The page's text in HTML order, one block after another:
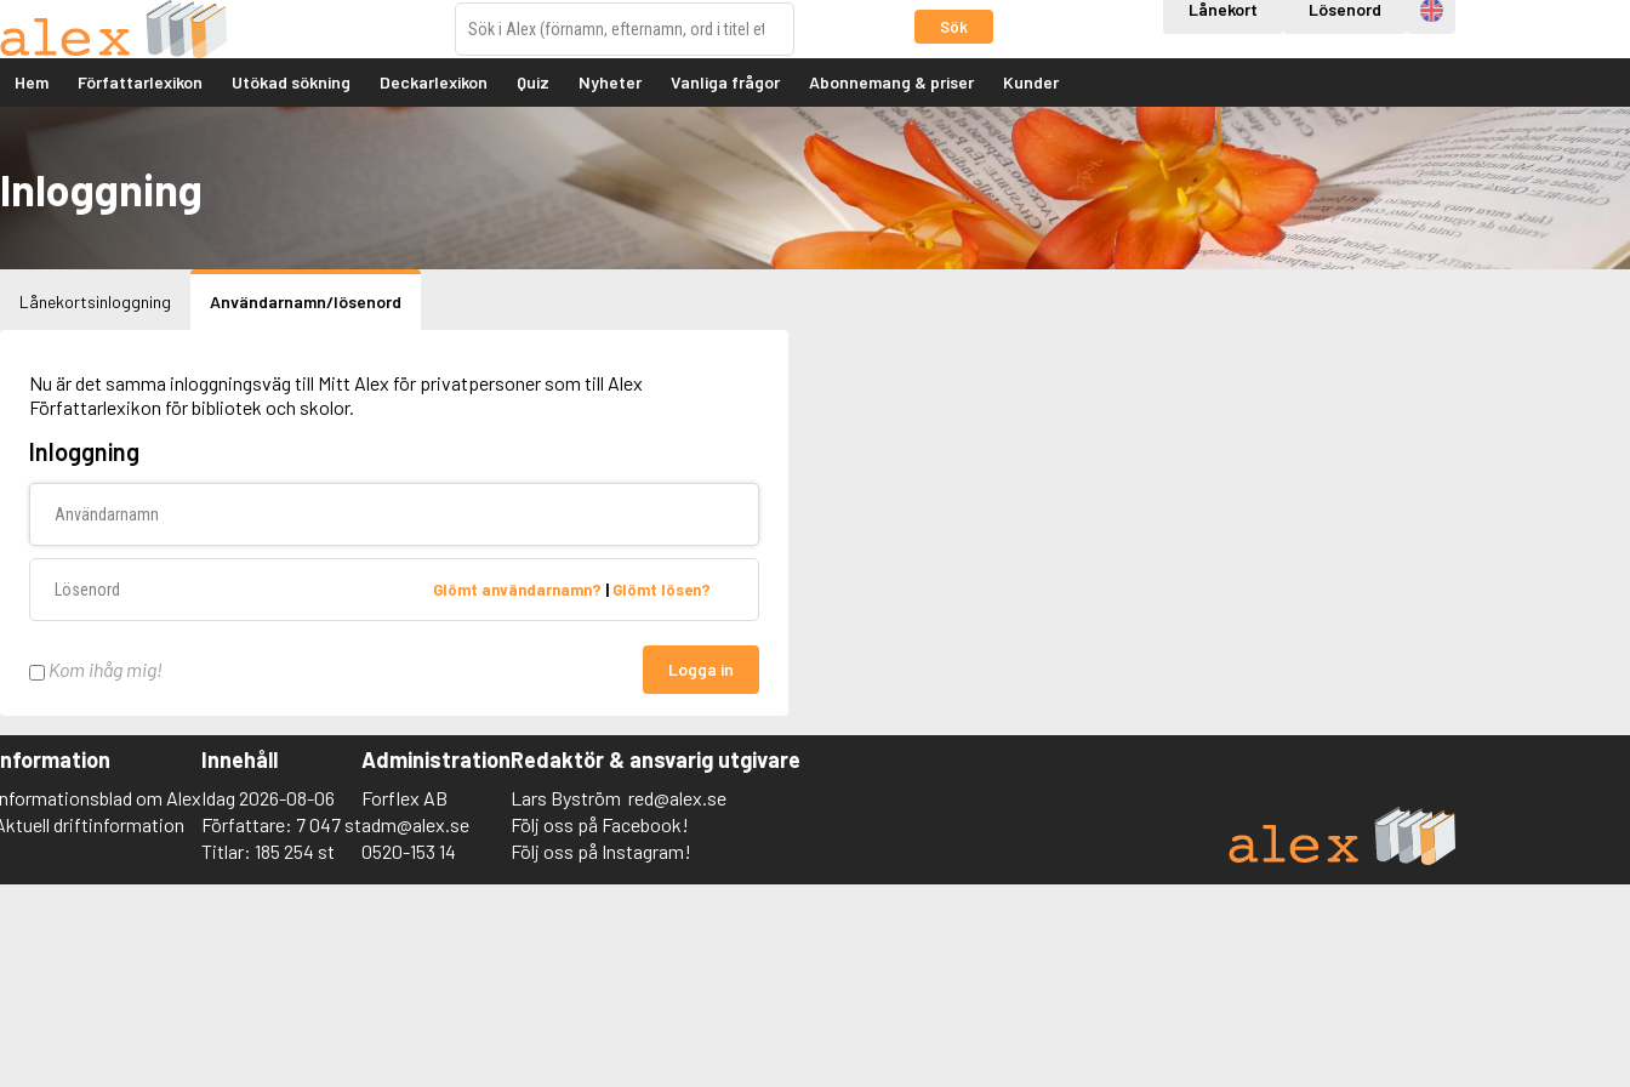
Sök
Lånekort Lösenord Engelska
Hem Författarlexikon Utökad sökning Deckarlexikon Quiz Nyheter Vanliga frågor Abonnemang & priser Kunder
Inloggning
Lånekortsinloggning Användarnamn/lösenord
Nu är det samma inloggningsväg till Mitt Alex för privatpersoner som till Alex
Författarlexikon för bibliotek och skolor.
Inloggning
Glömt användarnamn? | Glömt lösen?
Kom ihåg mig! Logga in
om Alex
driftinformation
Innehåll
Idag 2026-08-06
Författare: 7 047 st
Titlar: 185 254 st
Administration
Forflex AB
adm@alex.se
0520-153 14
Redaktör & ansvarig utgivare
Lars Byström red@alex.se
Följ oss på Facebook!
Följ oss på Instagram!